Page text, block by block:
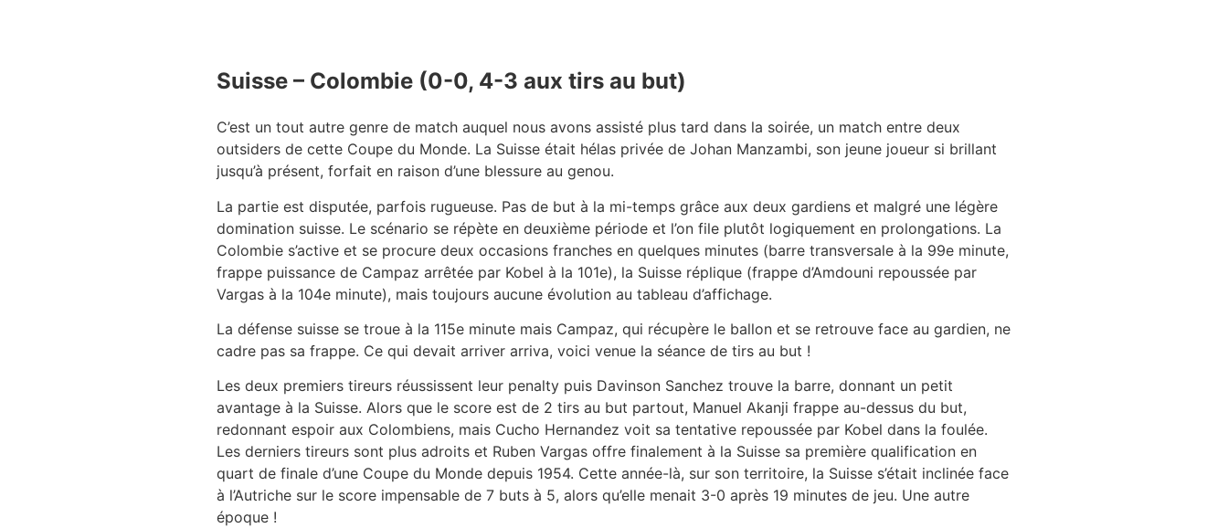
Suisse – Colombie (0-0, 4-3 aux tirs au but)
C’est un tout autre genre de match auquel nous avons assisté plus tard dans la soirée, un match entre deux
outsiders de cette Coupe du Monde. La Suisse était hélas privée de Johan Manzambi, son jeune joueur si brillant
jusqu’à présent, forfait en raison d’une blessure au genou.
La partie est disputée, parfois rugueuse. Pas de but à la mi-temps grâce aux deux gardiens et malgré une légère
domination suisse. Le scénario se répète en deuxième période et l’on file plutôt logiquement en prolongations. La
Colombie s’active et se procure deux occasions franches en quelques minutes (barre transversale à la 99e minute,
frappe puissance de Campaz arrêtée par Kobel à la 101e), la Suisse réplique (frappe d’Amdouni repoussée par
Vargas à la 104e minute), mais toujours aucune évolution au tableau d’affichage.
La défense suisse se troue à la 115e minute mais Campaz, qui récupère le ballon et se retrouve face au gardien, ne
cadre pas sa frappe. Ce qui devait arriver arriva, voici venue la séance de tirs au but !
Les deux premiers tireurs réussissent leur penalty puis Davinson Sanchez trouve la barre, donnant un petit
avantage à la Suisse. Alors que le score est de 2 tirs au but partout, Manuel Akanji frappe au-dessus du but,
redonnant espoir aux Colombiens, mais Cucho Hernandez voit sa tentative repoussée par Kobel dans la foulée.
Les derniers tireurs sont plus adroits et Ruben Vargas offre finalement à la Suisse sa première qualification en
quart de finale d’une Coupe du Monde depuis 1954. Cette année-là, sur son territoire, la Suisse s’était inclinée face
à l’Autriche sur le score impensable de 7 buts à 5, alors qu’elle menait 3-0 après 19 minutes de jeu. Une autre
époque !